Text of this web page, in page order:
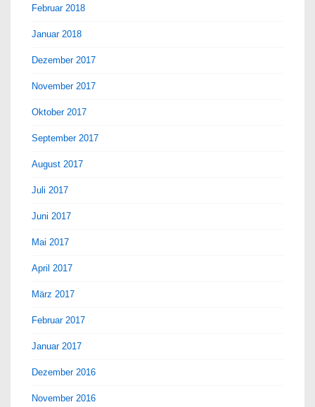
Februar 2018
Januar 2018
Dezember 2017
November 2017
Oktober 2017
September 2017
August 2017
Juli 2017
Juni 2017
Mai 2017
April 2017
März 2017
Februar 2017
Januar 2017
Dezember 2016
November 2016